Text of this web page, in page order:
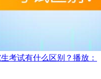
考试有什么区别？ 播放：